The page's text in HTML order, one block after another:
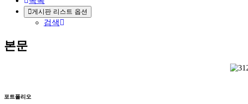
게시판 리스트 옵션
검색
본문
포트폴리오